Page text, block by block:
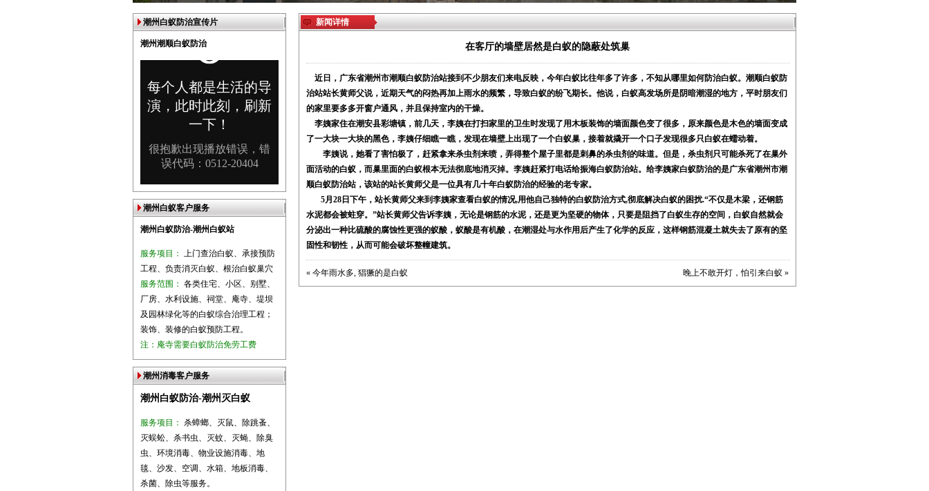
潮州白蚁防治宣传片
潮州潮顺白蚁防治
潮州白蚁客户服务
潮州白蚁防治-潮州白蚁站
服务项目： 上门查治白蚁、承接预防
工程、负责消灭白蚁、根治白蚁巢穴
服务范围： 各类住宅、小区、别墅、
厂房、水利设施、祠堂、庵寺、堤坝
及园林绿化等的白蚁综合治理工程；
装饰、装修的白蚁预防工程。
注：庵寺需要白蚁防治免劳工费
潮州消毒客户服务
潮州白蚁防治-潮州灭白蚁
服务项目： 杀蟑螂、灭鼠、除跳蚤、
灭蜈蚣、杀书虫、灭蚊、灭蝇、除臭
虫、环境消毒、物业设施消毒、地
毯、沙发、空调、水箱、地板消毒、
杀菌、除虫等服务。
新闻详情
在客厅的墙壁居然是白蚁的隐蔽处筑巢
近日，广东省潮州市潮顺白蚁防治站接到不少朋友们来电反映，今年白蚁比往年多了许多，不知从哪里如何防治白蚁。潮顺白蚁防
治站站长黄师父说，近期天气的闷热再加上雨水的频繁，导致白蚁的纷飞期长。他说，白蚁高发场所是阴暗潮湿的地方，平时朋友们
的家里要多多开窗户通风，并且保持室内的干燥。
李姨家住在潮安县彩塘镇，前几天，李姨在打扫家里的卫生时发现了用木板装饰的墙面颜色变了很多，原来颜色是木色的墙面变成
了一大块一大块的黑色，李姨仔细瞧一瞧，发现在墙壁上出现了一个白蚁巢，接着就撬开一个口子发现很多只白蚁在蠕动着。
李姨说，她看了害怕极了，赶紧拿来杀虫剂来喷，弄得整个屋子里都是刺鼻的杀虫剂的味道。但是，杀虫剂只可能杀死了在巢外
面活动的白蚁，而巢里面的白蚁根本无法彻底地消灭掉。李姨赶紧打电话给振海白蚁防治站。给李姨家白蚁防治的是广东省潮州市潮
顺白蚁防治站，该站的站长黄师父是一位具有几十年白蚁防治的经验的老专家。
5月28日下午，站长黄师父来到李姨家查看白蚁的情况,用他自己独特的白蚁防治方式,彻底解决白蚁的困扰.“不仅是木梁，还钢筋
水泥都会被蛀穿。”站长黄师父告诉李姨，无论是钢筋的水泥，还是更为坚硬的物体，只要是阻挡了白蚁生存的空间，白蚁自然就会
分泌出一种比硫酸的腐蚀性更强的蚁酸，蚁酸是有机酸，在潮湿处与水作用后产生了化学的反应，这样钢筋混凝土就失去了原有的坚
固性和韧性，从而可能会破坏整幢建筑。
« 今年雨水多, 猖獗的是白蚁 晚上不敢开灯，怕引来白蚁 »